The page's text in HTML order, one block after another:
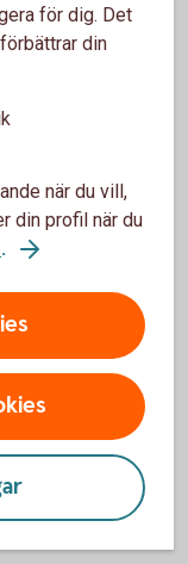
skillnad på
framme,
för dig. Det
din
när du vill,
din profil när du
.